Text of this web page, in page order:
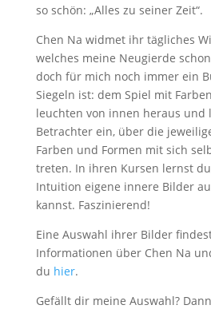
so schön: „Alles zu seiner Zeit“.
Chen Na widmet ihr tägliches
welches meine Neugierde
doch für mich noch immer ein
Siegeln ist: dem Spiel mit
leuchten von innen heraus und
Betrachter ein, über die
Farben und Formen mit sich
treten. In ihren Kursen lernst
Intuition eigene innere Bilder
kannst. Faszinierend!
Eine Auswahl ihrer Bilder
Informationen über Chen Na
du hier.
Gefällt dir meine Auswahl?